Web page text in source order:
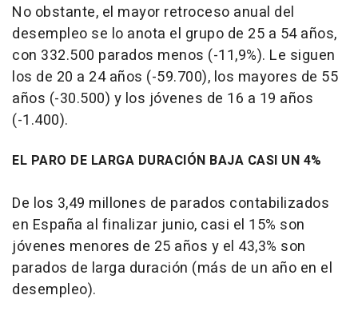
No obstante, el mayor retroceso anual del
desempleo se lo anota el grupo de 25 a 54 años,
con 332.500 parados menos (-11,9%). Le siguen
los de 20 a 24 años (-59.700), los mayores de 55
años (-30.500) y los jóvenes de 16 a 19 años
(-1.400).
EL PARO DE LARGA DURACIÓN BAJA CASI UN 4%
De los 3,49 millones de parados contabilizados
en España al finalizar junio, casi el 15% son
jóvenes menores de 25 años y el 43,3% son
parados de larga duración (más de un año en el
desempleo).